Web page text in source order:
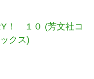
！ １０ (芳文社コ
クス)